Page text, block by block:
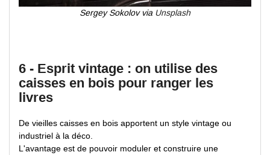
Sergey Sokolov via Unsplash
6 - Esprit vintage : on utilise des
caisses en bois pour ranger les
livres
De vieilles caisses en bois apportent un style vintage ou
industriel à la déco.
L'avantage est de pouvoir moduler et construire une